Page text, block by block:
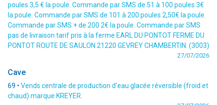
poules 3,5 € la poule. Commande par SMS de 51 à 100 poules 3€
la poule. Commande par SMS de 101 à 200 poules 2,50€ la poule.
Commande par SMS + de 200 2€ la poule. Commande par SMS
pas de livraison tarif pris à la ferme EARL DU PONTOT FERME DU
PONTOT ROUTE DE SAULON 21220 GEVREY CHAMBERTIN. (3003)
27/07/2026
Cave
69 • Vends centrale de production d'eau glacée réversible (froid et
chaud) marque KREYER.